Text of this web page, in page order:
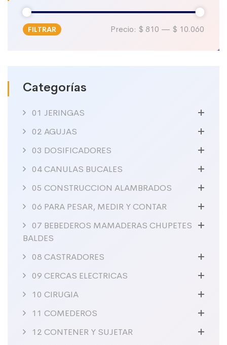
Precio
Precio
FILTRAR Precio: $ 810 — $ 10.060
Categorías
01 JERINGAS
02 AGUJAS
03 DOSIFICADORES
04 CANULAS BUCALES
05 CONSTRUCCION ALAMBRADOS
06 PARA PESAR, MEDIR Y CONTAR
07 BEBEDEROS MAMADERAS CHUPETES
BALDES
08 CASTRADORES
09 CERCAS ELECTRICAS
10 CIRUGIA
11 COMEDEROS
12 CONTENER Y SUJETAR